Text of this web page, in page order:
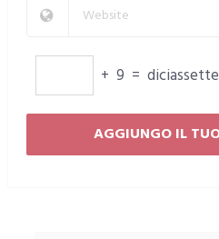
+ 9 = diciassette